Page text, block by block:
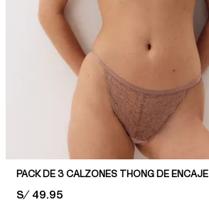
PACK DE 3 CALZONES THONG DE ENCAJE
PRICE:
S/ 49.95